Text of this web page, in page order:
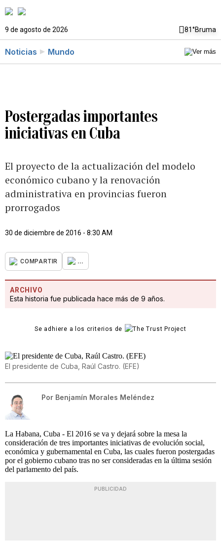
9 de agosto de 2026 81°Bruma
Noticias Mundo
Postergadas importantes
iniciativas en Cuba
El proyecto de la actualización del modelo
económico cubano y la renovación
administrativa en provincias fueron
prorrogados
30 de diciembre de 2016 - 8:30 AM
COMPARTIR ...
ARCHIVO
Esta historia fue publicada hace más de 9 años.
Se adhiere a los criterios de
El presidente de Cuba, Raúl Castro. (EFE)
Por Benjamín Morales Meléndez
La Habana, Cuba - El 2016 se va y dejará sobre la mesa la
consideración de tres importantes iniciativas de evolución social,
económica y gubernamental en Cuba, las cuales fueron postergadas
por el gobierno cubano tras no ser consideradas en la última sesión
del parlamento del país.
PUBLICIDAD